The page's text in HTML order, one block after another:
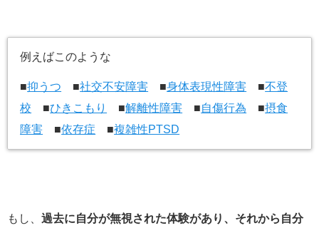
例えばこのような
■抑うつ ■社交不安障害 ■身体表現性障害 ■不登
校 ■ひきこもり ■解離性障害 ■自傷行為 ■摂食
障害 ■依存症 ■複雑性PTSD
もし、 過去に自分が無視された体験があり、それから自分